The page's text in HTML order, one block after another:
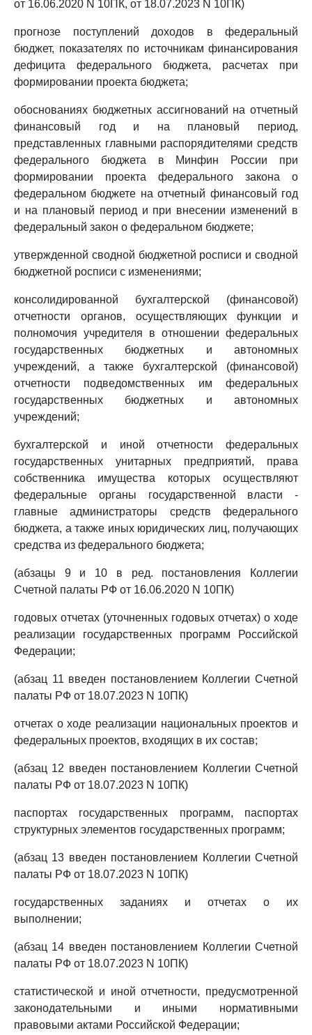
от 16.06.2020 N 10ПК, от 18.07.2023 N 10ПК)
прогнозе поступлений доходов в федеральный
бюджет, показателях по источникам финансирования
дефицита федерального бюджета, расчетах при
формировании проекта бюджета;
обоснованиях бюджетных ассигнований на отчетный
финансовый год и на плановый период,
представленных главными распорядителями средств
федерального бюджета в Минфин России при
формировании проекта федерального закона о
федеральном бюджете на отчетный финансовый год
и на плановый период и при внесении изменений в
федеральный закон о федеральном бюджете;
утвержденной сводной бюджетной росписи и сводной
бюджетной росписи с изменениями;
консолидированной бухгалтерской (финансовой)
отчетности органов, осуществляющих функции и
полномочия учредителя в отношении федеральных
государственных бюджетных и автономных
учреждений, а также бухгалтерской (финансовой)
отчетности подведомственных им федеральных
государственных бюджетных и автономных
учреждений;
бухгалтерской и иной отчетности федеральных
государственных унитарных предприятий, права
собственника имущества которых осуществляют
федеральные органы государственной власти -
главные администраторы средств федерального
бюджета, а также иных юридических лиц, получающих
средства из федерального бюджета;
(абзацы 9 и 10 в ред. постановления Коллегии
Счетной палаты РФ от 16.06.2020 N 10ПК)
годовых отчетах (уточненных годовых отчетах) о ходе
реализации государственных программ Российской
Федерации;
(абзац 11 введен постановлением Коллегии Счетной
палаты РФ от 18.07.2023 N 10ПК)
отчетах о ходе реализации национальных проектов и
федеральных проектов, входящих в их состав;
(абзац 12 введен постановлением Коллегии Счетной
палаты РФ от 18.07.2023 N 10ПК)
паспортах государственных программ, паспортах
структурных элементов государственных программ;
(абзац 13 введен постановлением Коллегии Счетной
палаты РФ от 18.07.2023 N 10ПК)
государственных заданиях и отчетах о их
выполнении;
(абзац 14 введен постановлением Коллегии Счетной
палаты РФ от 18.07.2023 N 10ПК)
статистической и иной отчетности, предусмотренной
законодательными и иными нормативными
правовыми актами Российской Федерации;